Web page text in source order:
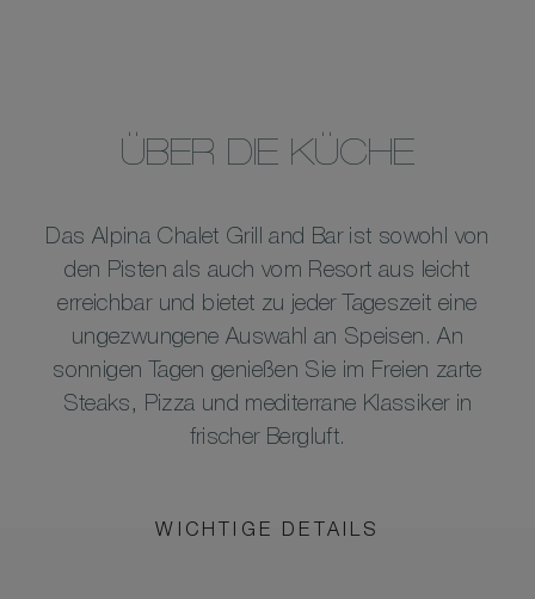
ÜBER DIE KÜCHE
Das Alpina Chalet Grill and Bar ist sowohl von
den Pisten als auch vom Resort aus leicht
erreichbar und bietet zu jeder Tageszeit eine
ungezwungene Auswahl an Speisen. An
sonnigen Tagen genießen Sie im Freien zarte
Steaks, Pizza und mediterrane Klassiker in
frischer Bergluft.
WICHTIGE DETAILS